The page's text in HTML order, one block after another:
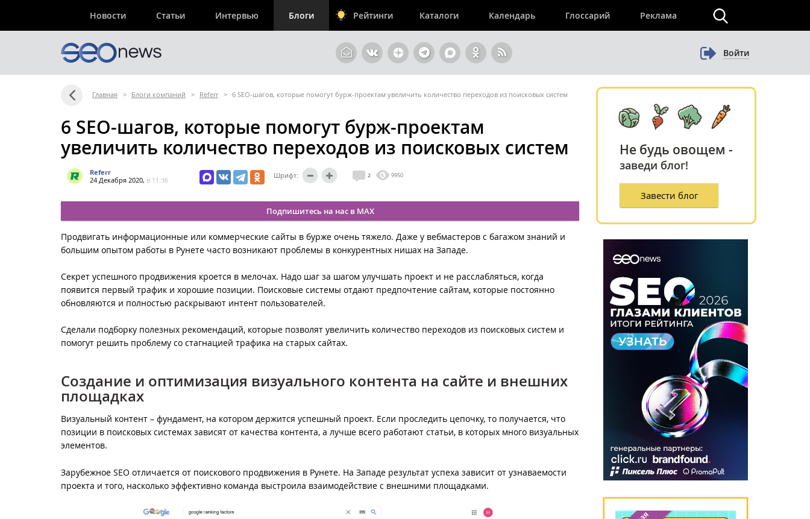
Новости Статьи Интервью Блоги Рейтинги Каталоги Календарь Глоссарий Реклама
Войти
Главная > Блоги компаний > Referr > 6 SEO-шагов, которые помогут бурж-проектам увеличить количество переходов из поисковых систем
6 SEO-шагов, которые помогут бурж-проектам
увеличить количество переходов из поисковых систем
Referr
24 Декабря 2020, в 11:36
Шрифт: 2 9950
Подпишитесь на нас в MAX
Продвигать информационные или коммерческие сайты в бурже очень тяжело. Даже у вебмастеров с багажом знаний и
большим опытом работы в Рунете часто возникают проблемы в конкурентных нишах на Западе.
Секрет успешного продвижения кроется в мелочах. Надо шаг за шагом улучшать проект и не расслабляться, когда
появится первый трафик и хорошие позиции. Поисковые системы отдают предпочтение сайтам, которые постоянно
обновляются и полностью раскрывают интент пользователей.
Сделали подборку полезных рекомендаций, которые позволят увеличить количество переходов из поисковых систем и
помогут решить проблему со стагнацией трафика на старых сайтах.
Создание и оптимизация визуального контента на сайте и внешних
площадках
Визуальный контент – фундамент, на котором держится успешный проект. Если проследить цепочку, то получается, что
позиции в поисковых системах зависят от качества контента, а лучше всего работают статьи, в которых много визуальных
элементов.
Зарубежное SEO отличается от поискового продвижения в Рунете. На Западе результат успеха зависит от узнаваемости
проекта и того, насколько эффективно команда выстроила взаимодействие с внешними площадками.
Не будь овощем -
заведи блог!
Завести блог